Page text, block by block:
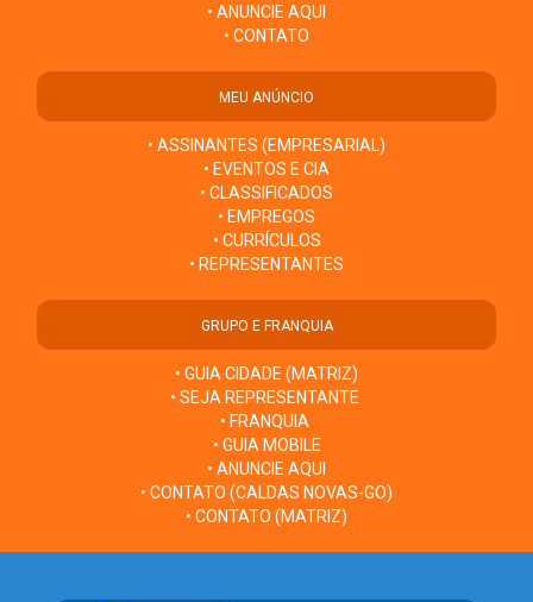
• ANUNCIE AQUI
• CONTATO
MEU ANÚNCIO
• ASSINANTES (EMPRESARIAL)
• EVENTOS E CIA
• CLASSIFICADOS
• EMPREGOS
• CURRÍCULOS
• REPRESENTANTES
GRUPO E FRANQUIA
• GUIA CIDADE (MATRIZ)
• SEJA REPRESENTANTE
• FRANQUIA
• GUIA MOBILE
• ANUNCIE AQUI
• CONTATO (CALDAS NOVAS-GO)
• CONTATO (MATRIZ)